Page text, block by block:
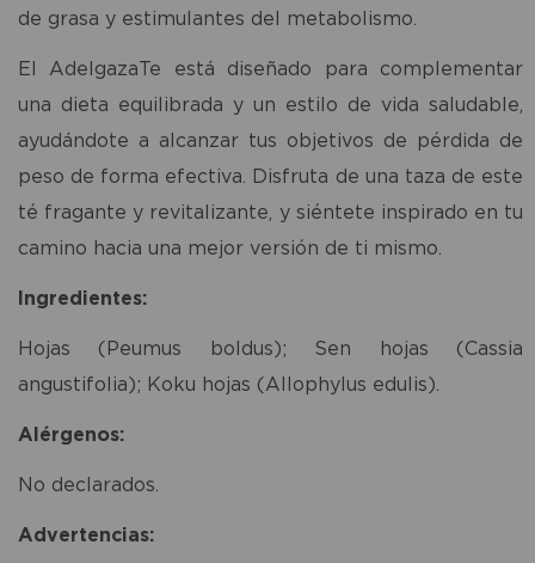
de grasa y estimulantes del metabolismo.
El AdelgazaTe está diseñado para complementar
una dieta equilibrada y un estilo de vida saludable,
ayudándote a alcanzar tus objetivos de pérdida de
peso de forma efectiva. Disfruta de una taza de este
té fragante y revitalizante, y siéntete inspirado en tu
camino hacia una mejor versión de ti mismo.
Ingredientes:
Hojas (Peumus boldus); Sen hojas (Cassia
angustifolia); Koku hojas (Allophylus edulis).
Alérgenos:
No declarados.
Advertencias: